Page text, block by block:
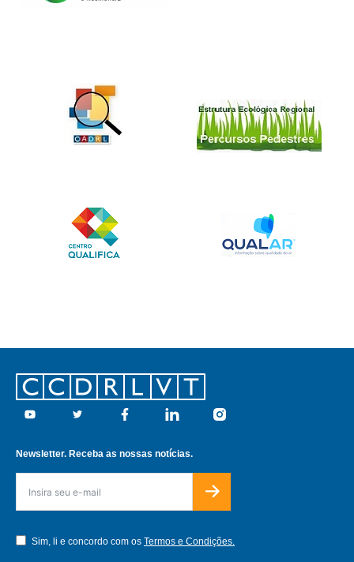
Footer
Youtube Twitter Facebook Linkedin Instagram
Newsletter. Receba as nossas notícias.
Sim, li e concordo com os Termos e Condições.